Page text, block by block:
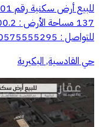
للتواصل : 0575555295 - 0575556111
حي القادسية, البكيرية